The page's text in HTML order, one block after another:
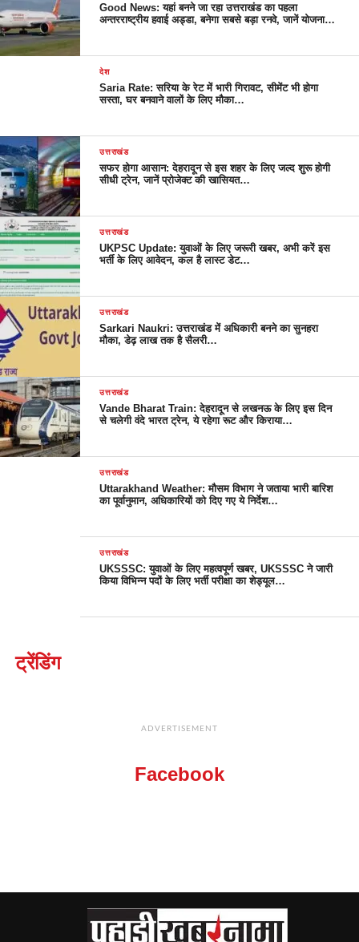
Good News: यहां बनने जा रहा उत्तराखंड का पहला
अन्तरराष्ट्रीय हवाई अड्डा, बनेगा सबसे बड़ा रनवे, जानें योजना…
देश
Saria Rate: सरिया के रेट में भारी गिरावट, सीमेंट भी होगा
सस्ता, घर बनवाने वालों के लिए मौका…
उत्तराखंड
सफर होगा आसान: देहरादून से इस शहर के लिए जल्द शुरू होगी
सीधी ट्रेन, जानें प्रोजेक्ट की खासियत…
उत्तराखंड
UKPSC Update: युवाओं के लिए जरूरी खबर, अभी करें इस
भर्ती के लिए आवेदन, कल है लास्ट डेट…
उत्तराखंड
Sarkari Naukri: उत्तराखंड में अधिकारी बनने का सुनहरा
मौका, डेढ़ लाख तक है सैलरी…
उत्तराखंड
Vande Bharat Train: देहरादून से लखनऊ के लिए इस दिन
से चलेगी वंदे भारत ट्रेन, ये रहेगा रूट और किराया…
उत्तराखंड
Uttarakhand Weather: मौसम विभाग ने जताया भारी बारिश
का पूर्वानुमान, अधिकारियों को दिए गए ये निर्देश…
उत्तराखंड
UKSSSC: युवाओं के लिए महत्वपूर्ण खबर, UKSSSC ने जारी
किया विभिन्न पदों के लिए भर्ती परीक्षा का शेड्यूल…
ट्रेंडिंग
ADVERTISEMENT
Facebook